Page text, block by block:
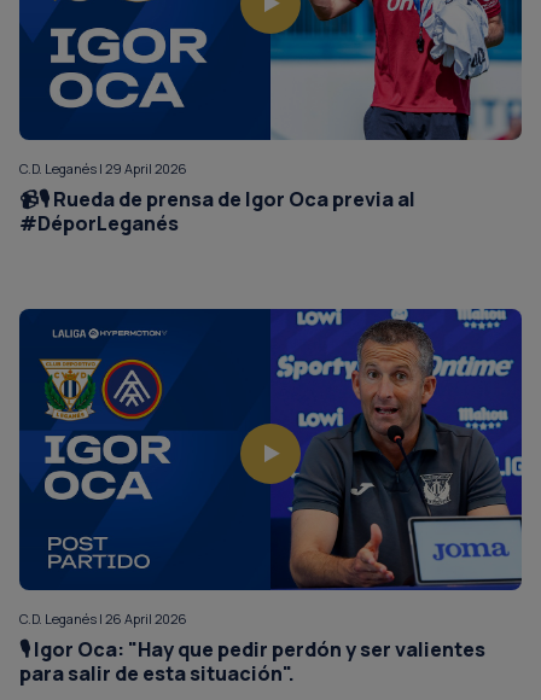
C.D. Leganés | 29 April 2026
📹🎙️ Rueda de prensa de Igor Oca previa al
#DéporLeganés
C.D. Leganés | 26 April 2026
🎙️ Igor Oca: "Hay que pedir perdón y ser valientes
para salir de esta situación".